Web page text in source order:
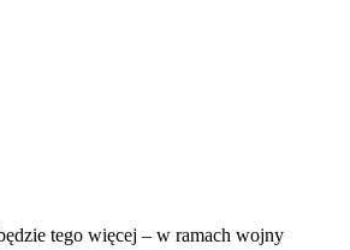
tego więcej – w ramach wojny